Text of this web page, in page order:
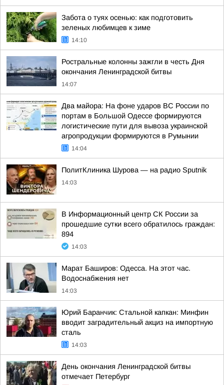
Забота о туях осенью: как подготовить
зеленых любимцев к зиме
14:10
Ростральные колонны зажгли в честь Дня
окончания Ленинградской битвы
14:07
Два майора: На фоне ударов ВС России по
портам в Большой Одессе формируются
логистические пути для вывоза украинской
агропродукции формируются в Румынии
14:04
ПолитКлиника Шурова — на радио Sputnik
14:03
В Информационный центр СК России за
прошедшие сутки всего обратилось граждан:
894
14:03
Марат Баширов: Одесса. На этот час.
Водоснабжения нет
14:03
Юрий Баранчик: Стальной капкан: Минфин
вводит заградительный акциз на импортную
сталь
14:03
День окончания Ленинградской битвы
отмечает Петербург